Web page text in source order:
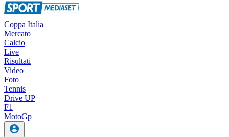
Coppa Italia
Mercato
Calcio
Live
Risultati
Video
Foto
Tennis
Drive UP
F1
MotoGp